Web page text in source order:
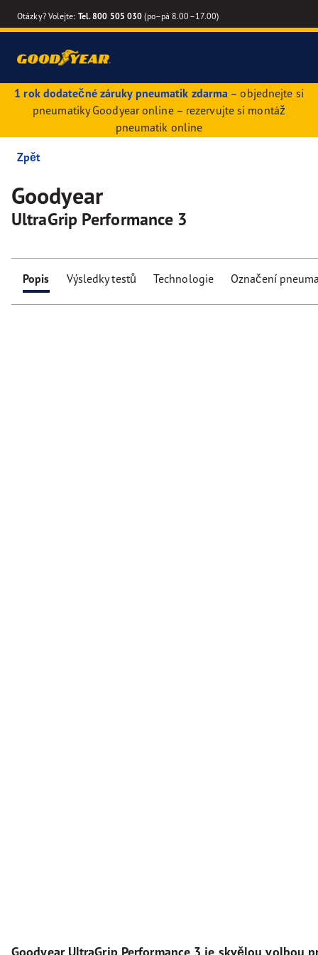
Otázky? Volejte: Tel. 800 505 030 (po–pá 8.00–17.00)
1 rok dodatečné záruky pneumatik zdarma – objednejte si
pneumatiky Goodyear online – rezervujte si montáž
pneumatik online
Zpět
Goodyear
UltraGrip Performance 3
Popis Výsledky testů Technologie Označení